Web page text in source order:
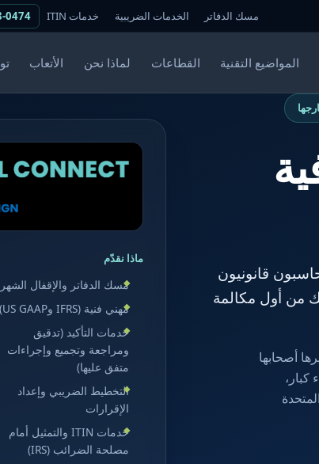
مسك الدفاتر الخدمات الضريبية خدمات ITIN 0474
المواضيع التقنية القطاعات لماذا نحن الأتعاب
قانونيون
من أول مكالمة
أصحابها
ماذا نقدّم
مسك الدفاتر والإقفال
مهني فنية (IFRS وUS GAAP)
خدمات التأكيد (تدقيق
ومراجعة وتجميع وإجراءات
متفق عليها)
التخطيط الضريبي وإعداد
الإقرارات
خدمات ITIN والتمثيل أمام
مصلحة الضرائب (IRS)